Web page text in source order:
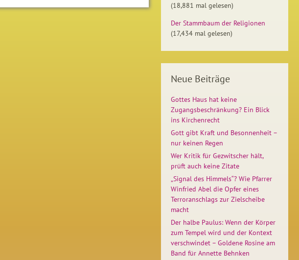
(18,881 mal gelesen)
Der Stammbaum der Religionen
(17,434 mal gelesen)
Neue Beiträge
Gottes Haus hat keine
Zugangsbeschränkung? Ein Blick
ins Kirchenrecht
Gott gibt Kraft und Besonnenheit –
nur keinen Regen
Wer Kritik für Gezwitscher hält,
prüft auch keine Zitate
„Signal des Himmels“? Wie Pfarrer
Winfried Abel die Opfer eines
Terroranschlags zur Zielscheibe
macht
Der halbe Paulus: Wenn der Körper
zum Tempel wird und der Kontext
verschwindet – Goldene Rosine am
Band für Annette Behnken